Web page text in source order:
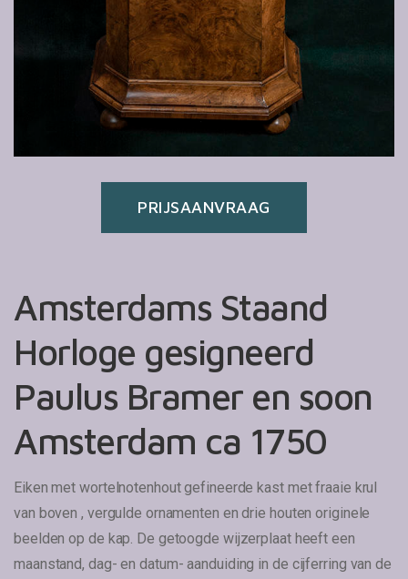
PRIJSAANVRAAG
Amsterdams Staand
Horloge gesigneerd
Paulus Bramer en soon
Amsterdam ca 1750
Eiken met wortelnotenhout gefineerde kast met fraaie krul
van boven , vergulde ornamenten en drie houten originele
beelden op de kap. De getoogde wijzerplaat heeft een
maanstand, dag- en datum- aanduiding in de cijferring van de